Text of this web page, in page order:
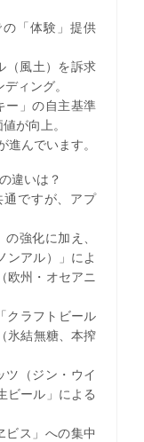
「体験」提供
（風土）を訴求
ィング。
ー」の自主基準
が向上。
んでいます。
違いは？
通ですが、アプ
強化に加え、
ンアル）」によ
欧州・オセアニ
クラフトビール
氷結無糖、本搾
ツ（ジン・ウイ
ビール」による
ビス」への集中